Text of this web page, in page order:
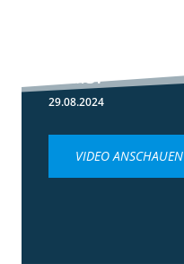
Mais?
29.08.2024
VIDEO ANSCHAUEN